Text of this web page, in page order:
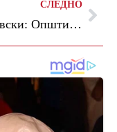
СЛЕДНО
Ѓорѓиевски: Општина Кисела Вода ќе добие 600.000 евра, за реализација на капиталниот проект за изградба на водовод во Каменик-Стаклара